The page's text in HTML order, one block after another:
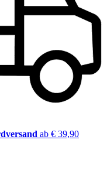
ab € 39,90